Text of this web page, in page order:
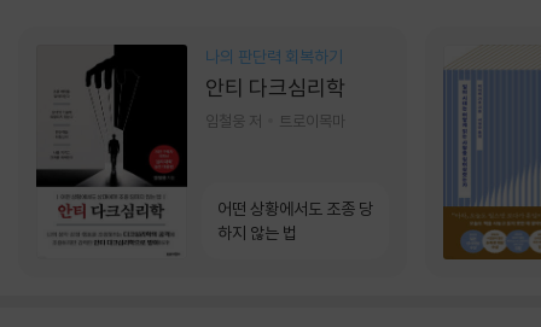
나의 판단력 회복하기
안티 다크심리학
임철웅 저 트로이목마
어떤 상황에서도 조종 당
하지 않는 법